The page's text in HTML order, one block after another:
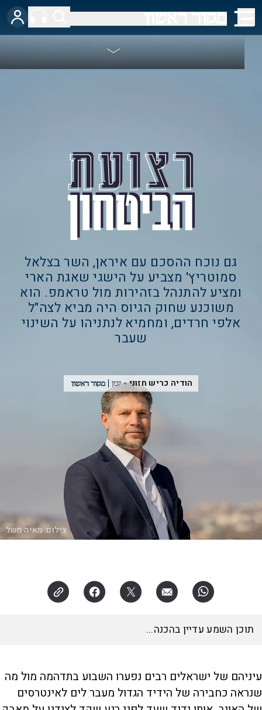
צילום:מאיה משל
גם נוכח ההסכם עם איראן, השר בצלאל
סמוטריץ' מצביע על הישגי שאגת הארי
ומציע להתנהל בזהירות מול טראמפ. הוא
משוכנע שחוק הגיוס היה מביא לצה"ל
אלפי חרדים, ומחמיא לנתניהו על השינוי
שעבר
הודיה כריש חזוני
תוכן השמע עדיין בהכנה...
עיניהם של ישראלים רבים נפערו השבוע בתדהמה מול מה
שנראה כחבירה של הידיד הגדול מעבר לים לאינטרסים